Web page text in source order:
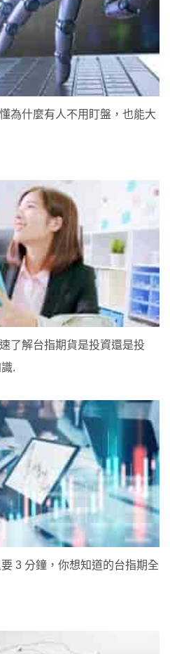
為什麼有人不用盯盤，也能大
了解台指期貨是投資還是投
.
3 分鐘，你想知道的台指期全